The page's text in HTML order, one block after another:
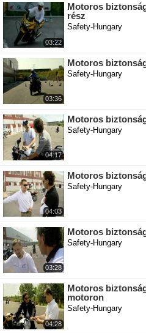
03:22
Motoros
rész
Safety-Hungary
03:36
Motoros
Safety-Hungary
04:17
Motoros
Safety-Hungary
04:03
Motoros
Safety-Hungary
03:28
Motoros
Safety-Hungary
04:28
Motoros
motoron
Safety-Hungary